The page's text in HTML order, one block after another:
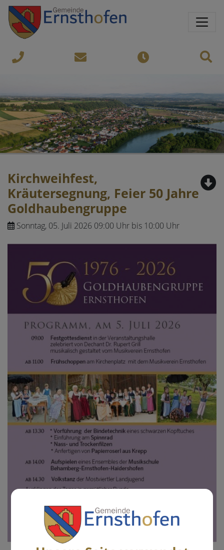
Sprungmarken
Springe direkt zu:
8450
Kirchweihfest,
Kräutersegnung, Feier 50 Jahre
Goldhaubengruppe
Sonntag, 05. Juli 2026 09:00 Uhr bis 10:00 Uhr